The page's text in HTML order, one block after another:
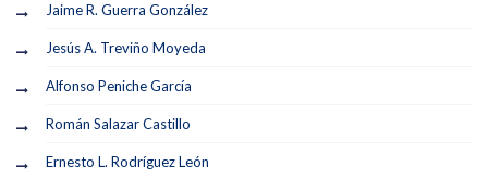
Jaime R. Guerra González
Jesús A. Treviño Moyeda
Alfonso Peniche García
Román Salazar Castillo
Ernesto L. Rodríguez León